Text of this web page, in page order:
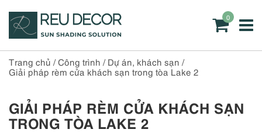
0
Trang chủ /Công trình / Dự án, khách sạn /
Giải pháp rèm cửa khách sạn trong tòa Lake 2
GIẢI PHÁP RÈM CỬA KHÁCH SẠN
TRONG TÒA LAKE 2